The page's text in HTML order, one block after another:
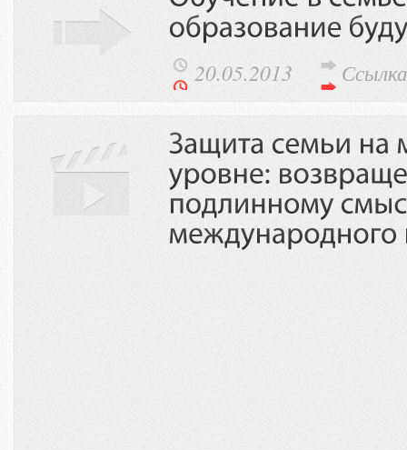
20.05.2013 Ссылка